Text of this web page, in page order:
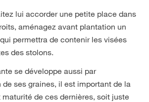
lui accorder une petite place dans
aménagez avant plantation un
permettra de contenir les visées
des stolons.
se développe aussi par
ses graines, il est important de la
maturité de ces dernières, soit juste